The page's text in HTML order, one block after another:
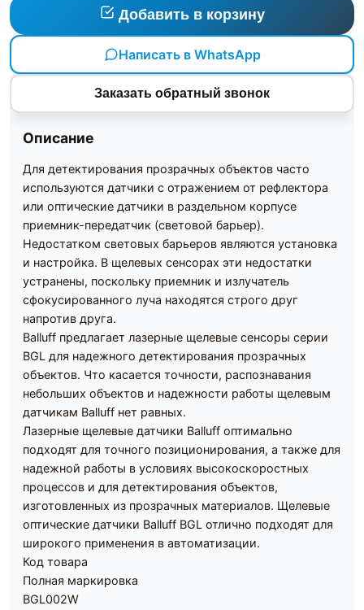
Добавить в корзину
Написать в WhatsApp
Заказать обратный звонок
Описание
Для детектирования прозрачных объектов часто
используются датчики с отражением от рефлектора
или оптические датчики в раздельном корпусе
приемник-передатчик (световой барьер).
Недостатком световых барьеров являются установка
и настройка. В щелевых сенсорах эти недостатки
устранены, поскольку приемник и излучатель
сфокусированного луча находятся строго друг
напротив друга.
Balluff предлагает лазерные щелевые сенсоры серии
BGL для надежного детектирования прозрачных
объектов. Что касается точности, распознавания
небольших объектов и надежности работы щелевым
датчикам Balluff нет равных.
Лазерные щелевые датчики Balluff оптимально
подходят для точного позиционирования, а также для
надежной работы в условиях высокоскоростных
процессов и для детектирования объектов,
изготовленных из прозрачных материалов. Щелевые
оптические датчики Balluff BGL отлично подходят для
широкого применения в автоматизации.
Код товара
Полная маркировка
BGL002W